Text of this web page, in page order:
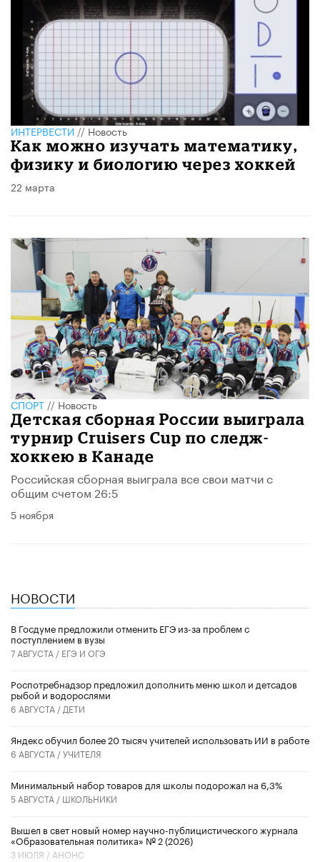
ИНТЕРВЕСТИ//Новость
Как можно изучать математику,
физику и биологию через хоккей
22 марта
СПОРТ // Новость
Детская сборная России выиграла
турнир Cruisers Cup по следж-
хоккею в Канаде
Российская сборная выиграла все свои матчи с
общим счетом 26:5
5 ноября
НОВОСТИ
В Госдуме предложили отменить ЕГЭ из-за проблем с
поступлением в вузы
7 АВГУСТА / ЕГЭ И ОГЭ
Роспотребнадзор предложил дополнить меню школ и детсадов
рыбой и водорослями
6 АВГУСТА / ДЕТИ
​Яндекс обучил более 20 тысяч учителей использовать ИИ в работе
6 АВГУСТА /УЧИТЕЛЯ
Минимальный набор товаров для школы подорожал на 6,3%
5 АВГУСТА / ШКОЛЬНИКИ
Вышел в свет новый номер научно-публицистического журнала
«Образовательная политика» № 2 (2026)
3 ИЮЛЯ / АНОНС